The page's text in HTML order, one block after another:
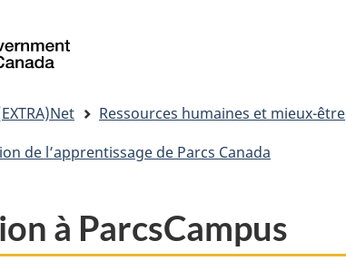
du
HTML
/
of
Ressources humaines et mieux-être
de l’apprentissage de Parcs Canada
à ParcsCampus